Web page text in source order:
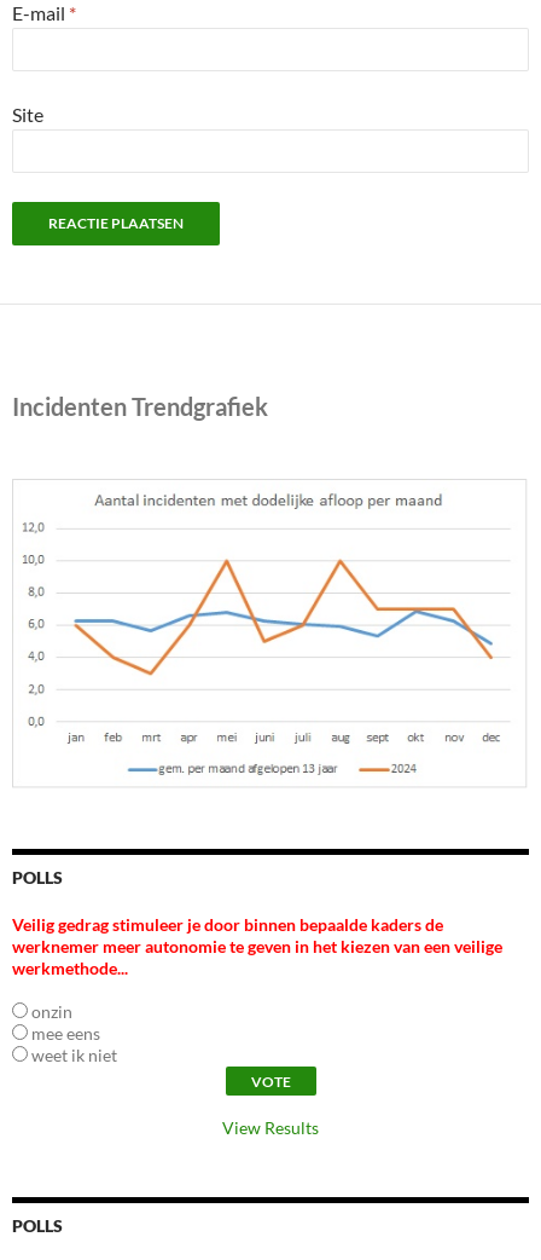
E-mail *
Site
Incidenten Trendgrafiek
POLLS
Veilig gedrag stimuleer je door binnen bepaalde kaders de
werknemer meer autonomie te geven in het kiezen van een veilige
werkmethode...
onzin
mee eens
weet ik niet
View Results
POLLS